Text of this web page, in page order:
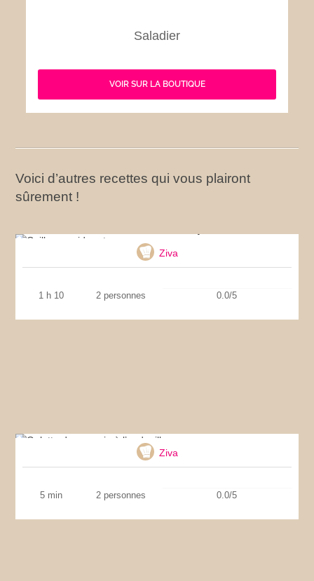
Saladier
VOIR SUR LA BOUTIQUE
Voici d’autres recettes qui vous plairont
sûrement !
Ziva
1 h 10 2 personnes 0.0/5
Ziva
5 min 2 personnes 0.0/5